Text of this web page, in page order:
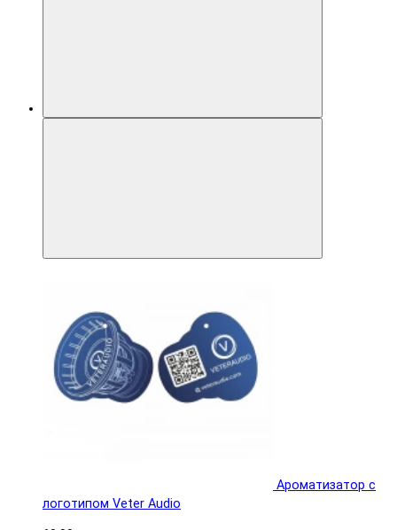
Ароматизатор с
логотипом Veter Audio